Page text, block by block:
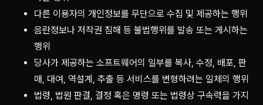
다른 이용자의 개인정보를 무단으로 수집 및 제공하는 행위
음란정보나 저작권 침해 등 불법행위를 발송 또는 게시하는
행위
당사가 제공하는 소프트웨어의 일부를 복사, 수정, 배포, 판
매, 대여, 역설계, 추출 등 서비스를 변형하려는 일체의 행위
법령, 법원 판결, 결정 혹은 명령 또는 법령상 구속력을 가지